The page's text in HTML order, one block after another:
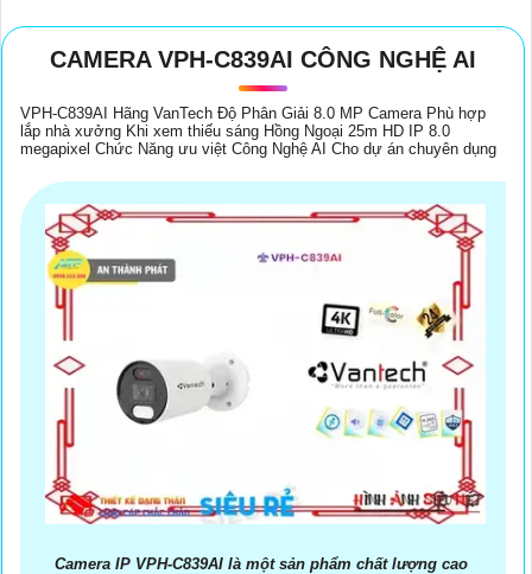
CAMERA VPH-C839AI CÔNG NGHỆ AI
VPH-C839AI Hãng VanTech Độ Phân Giải 8.0 MP Camera Phù hợp
lắp nhà xưởng Khi xem thiếu sáng Hồng Ngoại 25m HD IP 8.0
megapixel Chức Năng ưu việt Công Nghệ AI Cho dự án chuyên dụng
Camera IP VPH-C839AI là một sản phẩm chất lượng cao